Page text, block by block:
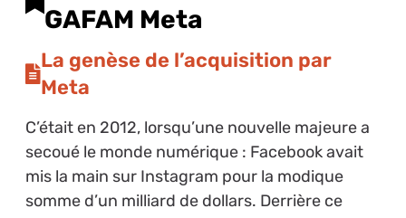
GAFAM Meta
La genèse de l’acquisition par
Meta
C’était en 2012, lorsqu’une nouvelle majeure a
secoué le monde numérique : Facebook avait
mis la main sur Instagram pour la modique
somme d’un milliard de dollars. Derrière ce